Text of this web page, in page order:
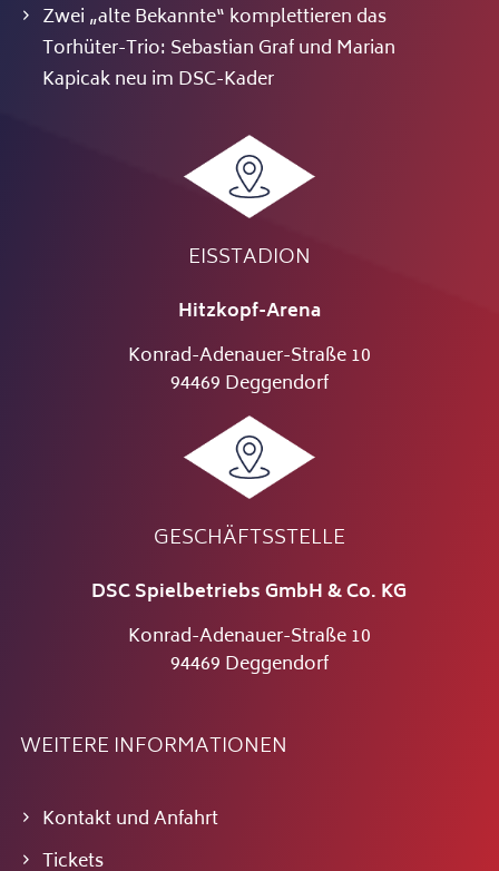
Zwei „alte Bekannte“ komplettieren das
Torhüter-Trio: Sebastian Graf und Marian
Kapicak neu im DSC-Kader
EISSTADION
Hitzkopf-Arena
Konrad-Adenauer-Straße 10
94469 Deggendorf
GESCHÄFTSSTELLE
DSC Spielbetriebs GmbH & Co. KG
Konrad-Adenauer-Straße 10
94469 Deggendorf
WEITERE INFORMATIONEN
Kontakt und Anfahrt
Tickets